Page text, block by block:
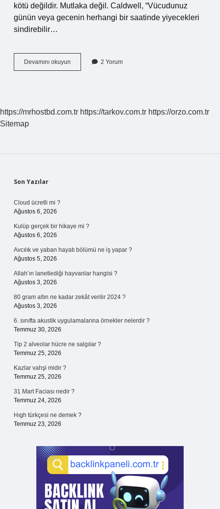
kötü değildir. Mutlaka değil. Caldwell, “Vücudunuz
günün veya gecenin herhangi bir saatinde yiyecekleri
sindirebilir…
Devamını okuyun
En
Yenir
2 Yorum
https://mrhostbd.com.tr https://tarkov.com.tr https://orzo.com.tr
Sitemap
Sidebar
Son Yazılar
Cloud ücretli mi ?
Ağustos 6, 2026
Kulüp gerçek bir hikaye mi ?
Ağustos 6, 2026
Avcılık ve yaban hayatı bölümü ne iş yapar ?
Ağustos 5, 2026
Allah’ın lanetlediği hayvanlar hangisi ?
Ağustos 3, 2026
80 gram altın ne kadar zekât verilir 2024 ?
Ağustos 3, 2026
6. sınıfta akustik uygulamalarına örnekler nelerdir ?
Temmuz 30, 2026
Tip 2 alveolar hücre ne salgılar ?
Temmuz 25, 2026
Kazlar vahşi midir ?
Temmuz 25, 2026
31 Mart Faciası nedir ?
Temmuz 24, 2026
Hıgh türkçesi ne demek ?
Temmuz 23, 2026